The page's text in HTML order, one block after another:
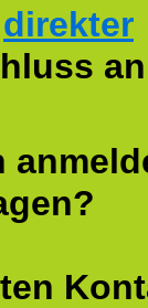
direkter